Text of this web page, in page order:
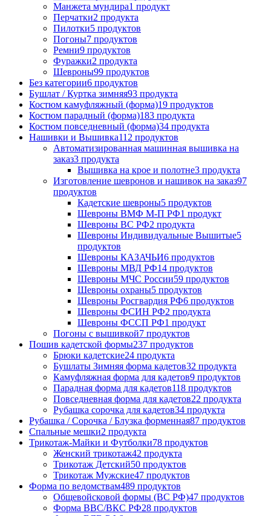
Манжета мундира1 продукт
Перчатки2 продукта
Пилотки5 продуктов
Погоны7 продуктов
Ремни9 продуктов
Фуражки2 продукта
Шевроны99 продуктов
Без категории6 продуктов
Бушлат / Куртка зимняя93 продукта
Костюм камуфляжный (форма)19 продуктов
Костюм парадный (форма)183 продукта
Костюм повседневный (форма)34 продукта
Нашивки и Вышивка112 продуктов
Автоматизированная машинная вышивка на
заказ3 продукта
Вышивка на крое и полотне3 продукта
Изготовление шевронов и нашивок на заказ97
продуктов
Кадетские шевроны5 продуктов
Шевроны ВМФ М-П РФ1 продукт
Шевроны ВС РФ2 продукта
Шевроны Индивидуальные Вышитые5
продуктов
Шевроны КАЗАЧЬИ6 продуктов
Шевроны МВД РФ14 продуктов
Шевроны МЧС России59 продуктов
Шевроны охраны5 продуктов
Шевроны Росгвардия РФ6 продуктов
Шевроны ФСИН РФ2 продукта
Шевроны ФССП РФ1 продукт
Погоны с вышивкой7 продуктов
Пошив кадетской формы237 продуктов
Брюки кадетские24 продукта
Бушлаты Зимняя форма кадетов32 продукта
Камуфляжная форма для кадетов9 продуктов
Парадная форма для кадетов118 продуктов
Повседневная форма для кадетов22 продукта
Рубашка сорочка для кадетов34 продукта
Рубашка / Сорочка / Блузка форменная87 продуктов
Спальные мешки2 продукта
Трикотаж-Майки и Футболки78 продуктов
Женский трикотаж42 продукта
Трикотаж Детский50 продуктов
Трикотаж Мужские47 продуктов
Форма по ведомствам489 продуктов
Общевойсковой формы (ВС РФ)47 продуктов
Форма ВВС/ВКС РФ28 продуктов